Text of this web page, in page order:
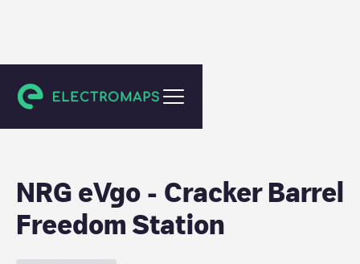
DeSoto
NRG eVgo - Cracker Barrel
Freedom Station